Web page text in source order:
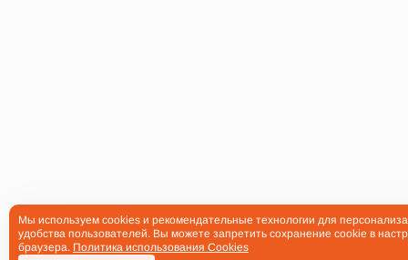
Мы используем cookies и рекомендательные технологии для
удобства пользователей. Вы можете запретить сохранение cookie в
браузера. Политика использования Cookies